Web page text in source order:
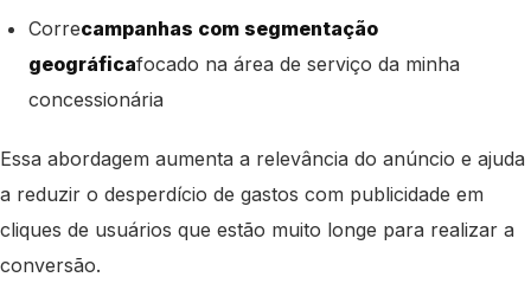
Correcampanhas com segmentação
geográficafocado na área de serviço da minha
concessionária
Essa abordagem aumenta a relevância do anúncio e ajuda
a reduzir o desperdício de gastos com publicidade em
cliques de usuários que estão muito longe para realizar a
conversão.